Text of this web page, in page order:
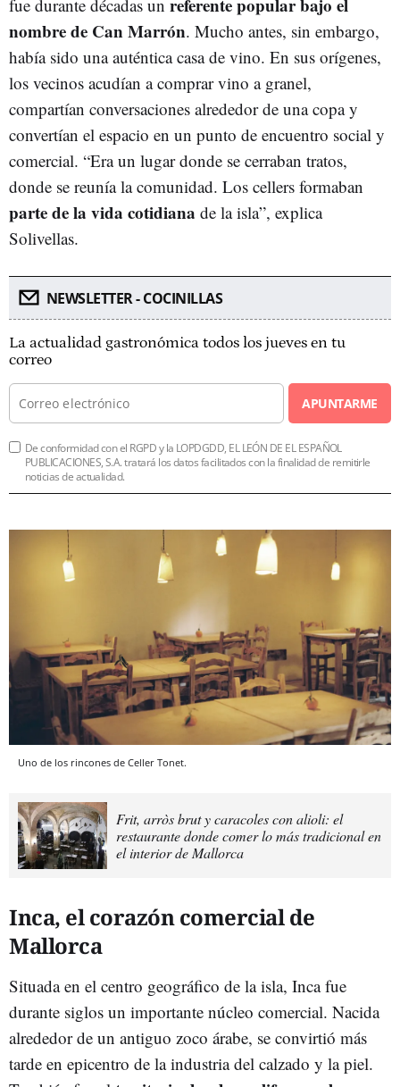
fue durante décadas un referente popular bajo el
nombre de Can Marrón. Mucho antes, sin embargo,
había sido una auténtica casa de vino. En sus orígenes,
los vecinos acudían a comprar vino a granel,
compartían conversaciones alrededor de una copa y
convertían el espacio en un punto de encuentro social y
comercial. “Era un lugar donde se cerraban tratos,
donde se reunía la comunidad. Los cellers formaban
parte de la vida cotidiana de la isla”, explica
Solivellas.
NEWSLETTER - COCINILLAS
La actualidad gastronómica todos los jueves en tu
correo
APUNTARME
De conformidad con el RGPD y la LOPDGDD, EL LEÓN DE EL ESPAÑOL
PUBLICACIONES, S.A. tratará los datos facilitados con la finalidad de remitirle
noticias de actualidad.
Uno de los rincones de Celler Tonet.
Frit, arròs brut y caracoles con alioli: el
restaurante donde comer lo más tradicional en
el interior de Mallorca
Inca, el corazón comercial de
Mallorca
Situada en el centro geográfico de la isla, Inca fue
durante siglos un importante núcleo comercial. Nacida
alrededor de un antiguo zoco árabe, se convirtió más
tarde en epicentro de la industria del calzado y la piel.